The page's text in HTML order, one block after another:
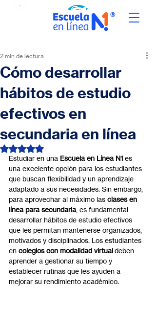
Cómo desarrollar
hábitos de estudio
efectivos en
secundaria en línea
2 min de lectura
Obtuvo NaN de 5 estrellas.
Estudiar en una Escuela en Línea N1 es
una excelente opción para los estudiantes
que buscan flexibilidad y un aprendizaje
adaptado a sus necesidades. Sin embargo,
para aprovechar al máximo las clases en
línea para secundaria, es fundamental
desarrollar hábitos de estudio efectivos
que les permitan mantenerse organizados,
motivados y disciplinados. Los estudiantes
en colegios con modalidad virtual deben
aprender a gestionar su tiempo y
establecer rutinas que les ayuden a
mejorar su rendimiento académico.